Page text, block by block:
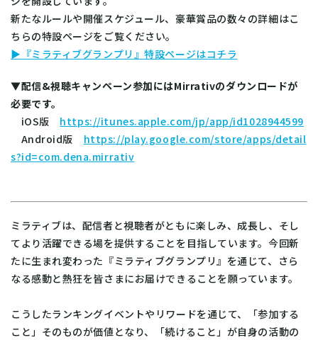
新たなルールや開催スケジュール、豪華賞品の数々の詳細はこ
ちらの特設ページをご覧ください。
▶『ミラティブグランプリ』特設ページはコチラ
▼配信&視聴キャンペーン参加にはMirrativのダウンロードが
必要です。
iOS版 https://itunes.apple.com/jp/app/id1028944599
Android版 https://play.google.com/store/apps/detail
s?id=com.dena.mirrativ
ミラティブは、配信者と視聴者がともに楽しみ、成長し、そし
てより活躍できる場を提供することを目指しています。今回新
たに生まれ変わった『ミラティブグランプリ』を通じて、さら
なる感動と熱狂を皆さまにお届けできることを願っています。
こうしたランキングイベントやリワードを通じて、「参加する
こと」そのものが価値となり、「続けること」が自身の活動の